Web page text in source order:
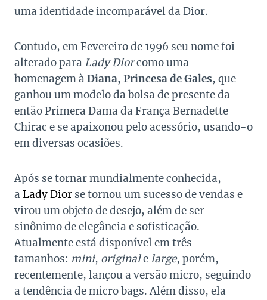
uma identidade incomparável da Dior.
Contudo, em Fevereiro de 1996 seu nome foi
alterado para Lady Diorcomo uma
homenagem à Diana, Princesa de Gales, que
ganhou um modelo da bolsa de presente da
então Primera Dama da França Bernadette
Chirac e se apaixonou pelo acessório, usando-o
em diversas ocasiões.
Após se tornar mundialmente conhecida,
a Lady Dior se tornou um sucesso de vendas e
virou um objeto de desejo, além de ser
sinônimo de elegância e sofisticação.
Atualmente está disponível em três
tamanhos: mini, originalelarge, porém,
recentemente, lançou a versão micro, seguindo
a tendência de micro bags. Além disso, ela